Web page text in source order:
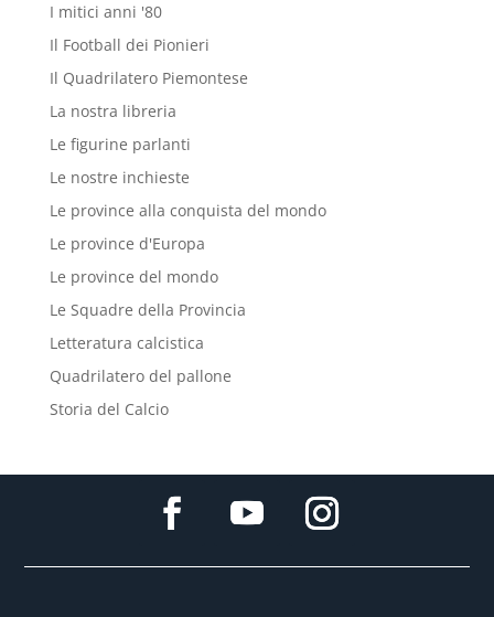
I mitici anni '80
Il Football dei Pionieri
Il Quadrilatero Piemontese
La nostra libreria
Le figurine parlanti
Le nostre inchieste
Le province alla conquista del mondo
Le province d'Europa
Le province del mondo
Le Squadre della Provincia
Letteratura calcistica
Quadrilatero del pallone
Storia del Calcio